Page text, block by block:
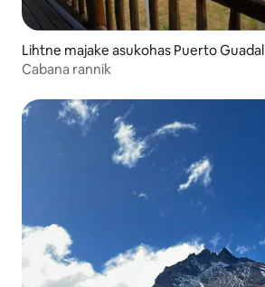
Lihtne majake asukohas Puerto Guadal
Cabana rannik